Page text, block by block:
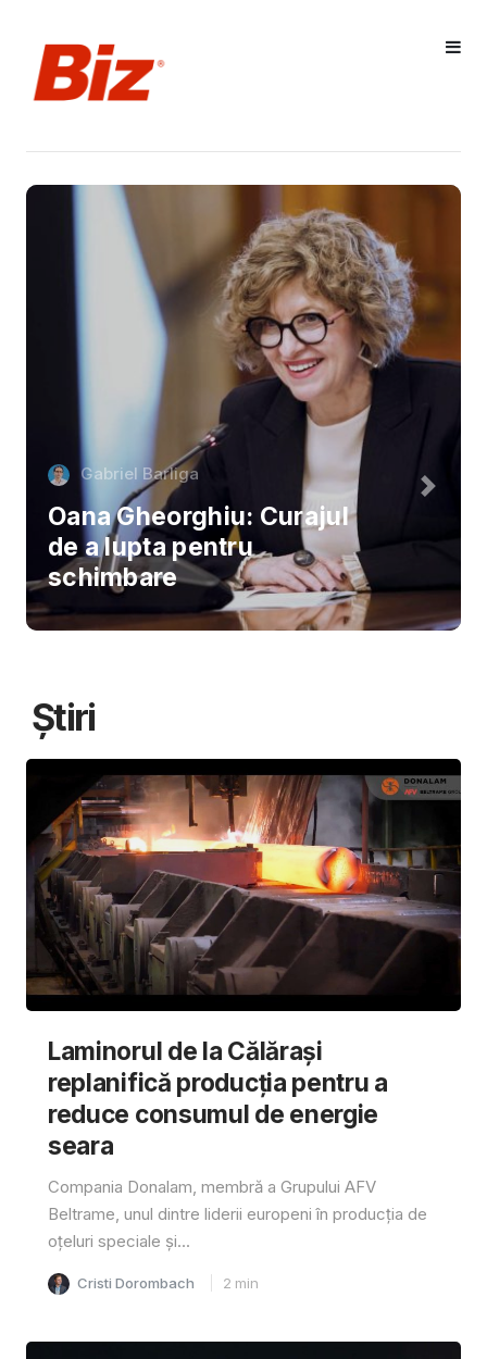
Gabriel Barliga
Oana Gheorghiu: Curajul
de a lupta pentru
schimbare
Știri
Laminorul de la Călărași
replanifică producția pentru a
reduce consumul de energie
seara
Compania Donalam, membră a Grupului AFV
Beltrame, unul dintre liderii europeni în producția de
oțeluri speciale și...
Cristi Dorombach 2 min